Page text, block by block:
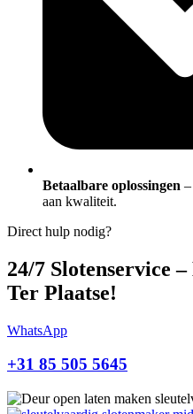
Betaalbare oplossingen
aan kwaliteit.
Direct hulp nodig?
24/7 Slotenservice
Ter Plaatse!
WhatsApp
+31 85 505 5645‬